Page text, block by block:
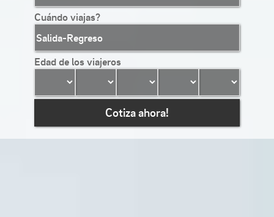
Cuándo viajas?
Edad de los viajeros
Cotiza ahora!